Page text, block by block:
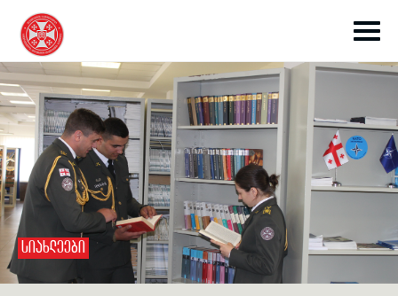
toggle submenu
toggle submenu
ᲡᲘᲐᲮᲚᲔᲔᲑᲘ